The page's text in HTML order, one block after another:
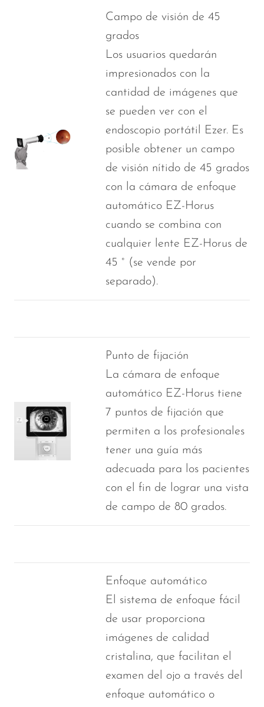
Campo de visión de 45
grados
Los usuarios quedarán
impresionados con la
cantidad de imágenes que
se pueden ver con el
endoscopio portátil Ezer. Es
posible obtener un campo
de visión nítido de 45 grados
con la cámara de enfoque
automático EZ-Horus
cuando se combina con
cualquier lente EZ-Horus de
45 ° (se vende por
separado).
Punto de fijación
La cámara de enfoque
automático EZ-Horus tiene
7 puntos de fijación que
permiten a los profesionales
tener una guía más
adecuada para los pacientes
con el fin de lograr una vista
de campo de 80 grados.
Enfoque automático
El sistema de enfoque fácil
de usar proporciona
imágenes de calidad
cristalina, que facilitan el
examen del ojo a través del
enfoque automático o